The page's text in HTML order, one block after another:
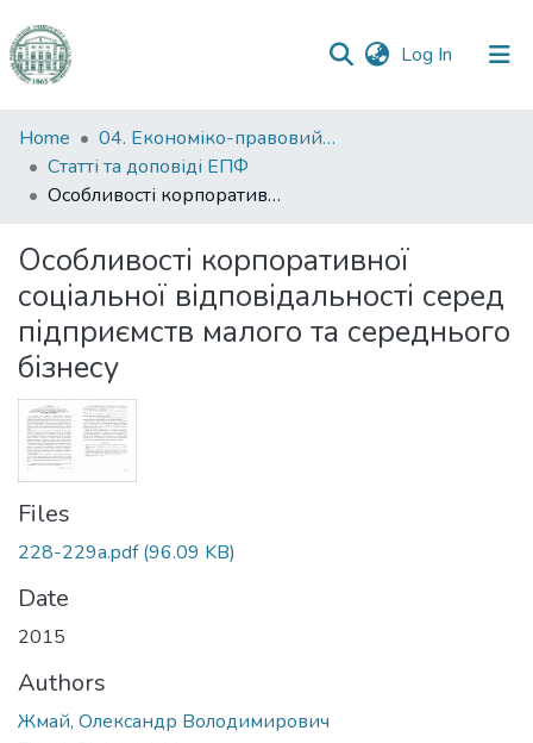
Log In (current)
Communities
&
Collections
Statistics
Home
04. Економіко-правовий факультет
Статті та доповіді ЕПФ
Особливості корпоративної соціальної відповідальності серед підприємств малого та середнього бізнесу
Особливості корпоративної
соціальної відповідальності серед
підприємств малого та середнього
бізнесу
Files
228-229а.pdf(96.09 KB)
Date
2015
Authors
Жмай, Олександр Володимирович